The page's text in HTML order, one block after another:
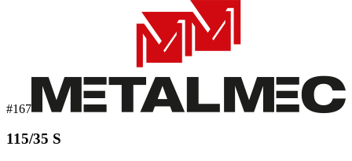
#167
115/35 S